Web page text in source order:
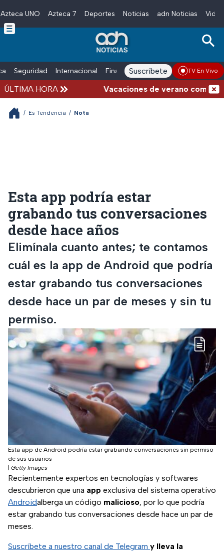
Skip to main content
Azteca UNO Azteca 7 Deportes Noticias adn Noticias
Seguridad Internacional Finanzas adn Noticias Radio
Suscríbete TV En Vivo
ÚLTIMA HORA Vacaciones de verano
/ Es Tendencia / Nota
Esta app podría estar
grabando tus conversaciones
desde hace años
Elimínala cuanto antes; te contamos
cuál es la app de Android que podría
estar grabando tus conversaciones
desde hace un par de meses y sin tu
permiso.
Esta app de Android podría estar grabando conversaciones sin permiso
de sus usuarios
Getty Images
Recientemente expertos en tecnologías y softwares
descubrieron que una app exclusiva del sistema operativo
Androidalberga un código malicioso, por lo que podría
estar grabando tus conversaciones desde hace un par de
meses.
Suscríbete a nuestro canal de Telegram y lleva la